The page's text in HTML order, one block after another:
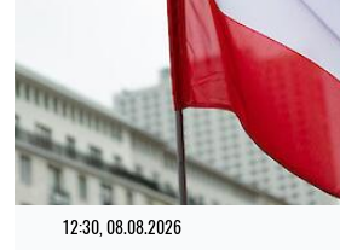
12:30, 08.08.2026